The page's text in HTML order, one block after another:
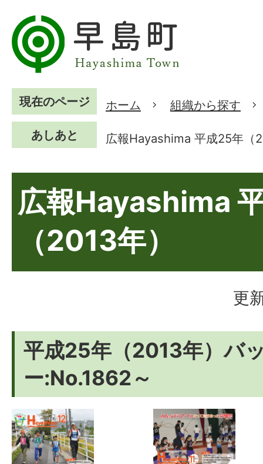
現在のページ ホーム 組織から探す
あしあと 広報Hayashima 平成25年（
広報Hayashima
（2013年）
更
平成25年（2013年）バ
ー:No.1862～